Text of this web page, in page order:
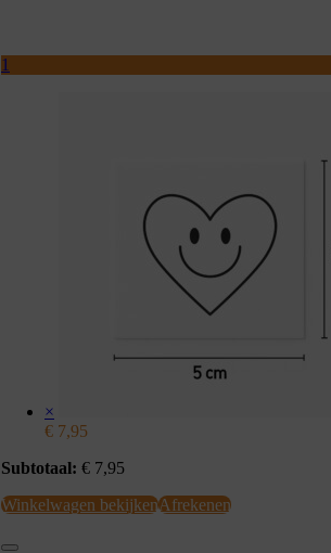
1
×
€ 7,95
Subtotaal: € 7,95
Winkelwagen bekijkenAfrekenen